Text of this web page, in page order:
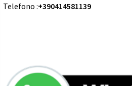
Telefono :+390414581139